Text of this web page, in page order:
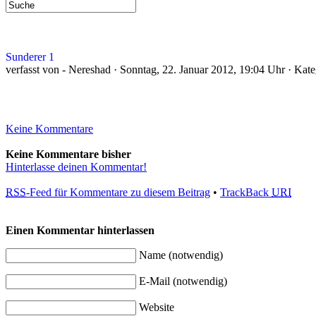
Sunderer 1
verfasst von - Nereshad · Sonntag, 22. Januar 2012, 19:04 Uhr ·
Keine Kommentare
Keine Kommentare bisher
Hinterlasse deinen Kommentar!
RSS-Feed für Kommentare zu diesem Beitrag • TrackBack URI
Einen Kommentar hinterlassen
Name (notwendig)
E-Mail (notwendig)
Website